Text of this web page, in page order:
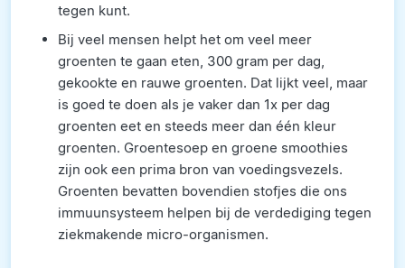
tegen kunt.
Bij veel mensen helpt het om veel meer
groenten te gaan eten, 300 gram per dag,
gekookte en rauwe groenten. Dat lijkt veel, maar
is goed te doen als je vaker dan 1x per dag
groenten eet en steeds meer dan één kleur
groenten. Groentesoep en groene smoothies
zijn ook een prima bron van voedingsvezels.
Groenten bevatten bovendien stofjes die ons
immuunsysteem helpen bij de verdediging tegen
ziekmakende micro-organismen.